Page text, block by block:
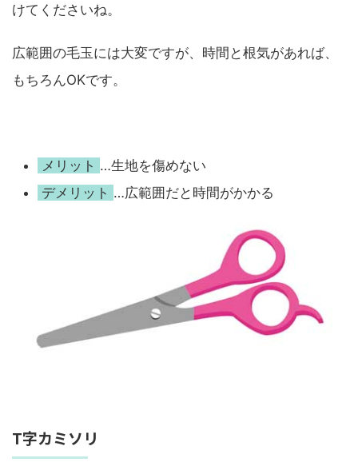
けてくださいね。
広範囲の毛玉には大変ですが、時間と根気があれば、
もちろんOKです。
メリット …生地を傷めない
デメリット …広範囲だと時間がかかる
T字カミソリ